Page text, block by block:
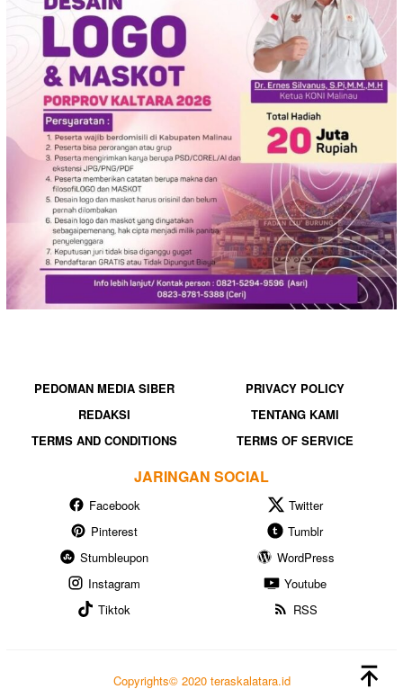
PEDOMAN MEDIA SIBER
PRIVACY POLICY
REDAKSI
TENTANG KAMI
TERMS AND CONDITIONS
TERMS OF SERVICE
JARINGAN SOCIAL
Facebook
Twitter
Pinterest
Tumblr
Stumbleupon
WordPress
Instagram
Youtube
Tiktok
RSS
Copyrights© 2020 teraskalatara.id